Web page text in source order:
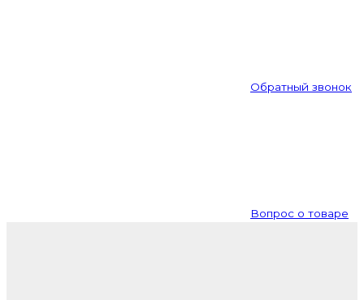
Обратный звонок
Вопрос о товаре